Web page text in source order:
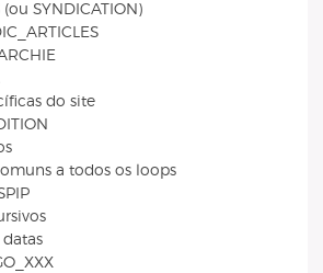
SYNDICATION)
do site
a todos os loops
datas